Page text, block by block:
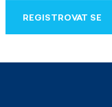
REGISTROVAT SE